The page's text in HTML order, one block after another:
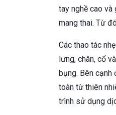
tay nghề cao
mang thai. Từ
Các thao tác
lưng, chân, cổ
bụng. Bên cạnh
toàn từ thiên
trình sử dụng